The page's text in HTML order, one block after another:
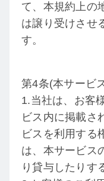
て、本規約上の
は譲り受けさせ
す。
第4条(本サービ
1.当社は、お客
ビス内に掲載さ
ビスを利用する
は、本サービス
り貸与したりす